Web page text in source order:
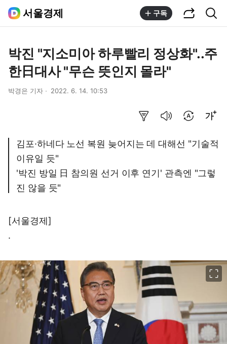
서울경제 구독
박진 "지소미아 하루빨리 정상화"..주
한日대사 "무슨 뜻인지 몰라"
박경은 기자 2022. 6. 14. 10:53
김포·하네다 노선 복원 늦어지는 데 대해선 "기술적
이유일 듯"
'박진 방일 日 참의원 선거 이후 연기' 관측엔 "그렇
진 않을 듯"
[서울경제]
.